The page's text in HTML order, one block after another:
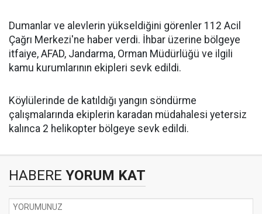
Dumanlar ve alevlerin yükseldiğini görenler 112 Acil
Çağrı Merkezi'ne haber verdi. İhbar üzerine bölgeye
itfaiye, AFAD, Jandarma, Orman Müdürlüğü ve ilgili
kamu kurumlarının ekipleri sevk edildi.
Köylülerinde de katıldığı yangın söndürme
çalışmalarında ekiplerin karadan müdahalesi yetersiz
kalınca 2 helikopter bölgeye sevk edildi.
HABERE YORUM KAT